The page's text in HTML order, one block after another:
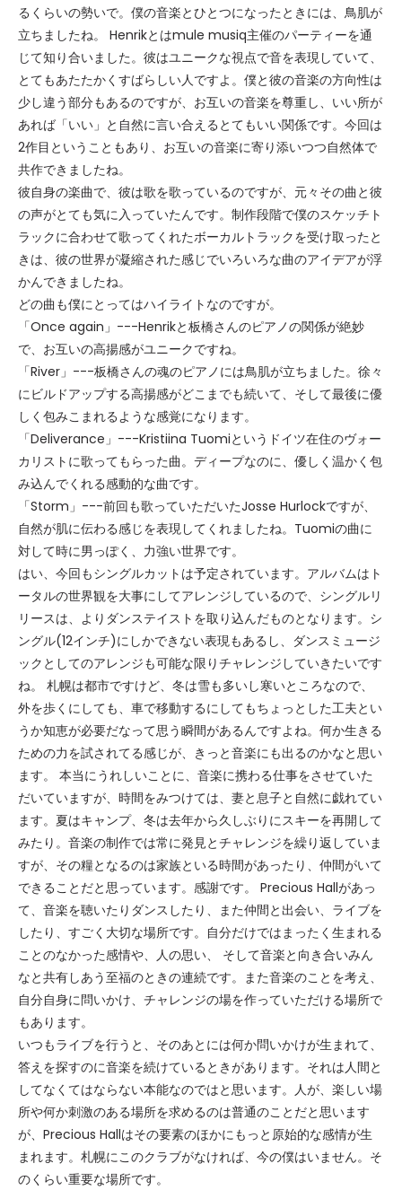
るくらいの勢いで。僕の音楽とひとつになったときには、鳥肌が
立ちましたね。 Henrikとはmule musiq主催のパーティーを通
じて知り合いました。彼はユニークな視点で音を表現していて、
とてもあたたかくすばらしい人ですよ。僕と彼の音楽の方向性は
少し違う部分もあるのですが、お互いの音楽を尊重し、いい所が
あれば「いい」と自然に言い合えるとてもいい関係です。今回は
2作目ということもあり、お互いの音楽に寄り添いつつ自然体で
共作できましたね。
彼自身の楽曲で、彼は歌を歌っているのですが、元々その曲と彼
の声がとても気に入っていたんです。制作段階で僕のスケッチト
ラックに合わせて歌ってくれたボーカルトラックを受け取ったと
きは、彼の世界が凝縮された感じでいろいろな曲のアイデアが浮
かんできましたね。
どの曲も僕にとってはハイライトなのですが。
「Once again」---Henrikと板橋さんのピアノの関係が絶妙
で、お互いの高揚感がユニークですね。
「River」---板橋さんの魂のピアノには鳥肌が立ちました。徐々
にビルドアップする高揚感がどこまでも続いて、そして最後に優
しく包みこまれるような感覚になります。
「Deliverance」---Kristiina Tuomiというドイツ在住のヴォー
カリストに歌ってもらった曲。ディープなのに、優しく温かく包
み込んでくれる感動的な曲です。
「Storm」---前回も歌っていただいたJosse Hurlockですが、
自然が肌に伝わる感じを表現してくれましたね。Tuomiの曲に
対して時に男っぽく、力強い世界です。
はい、今回もシングルカットは予定されています。アルバムはト
ータルの世界観を大事にしてアレンジしているので、シングルリ
リースは、よりダンステイストを取り込んだものとなります。シ
ングル(12インチ)にしかできない表現もあるし、ダンスミュージ
ックとしてのアレンジも可能な限りチャレンジしていきたいです
ね。 札幌は都市ですけど、冬は雪も多いし寒いところなので、
外を歩くにしても、車で移動するにしてもちょっとした工夫とい
うか知恵が必要だなって思う瞬間があるんですよね。何か生きる
ための力を試されてる感じが、きっと音楽にも出るのかなと思い
ます。 本当にうれしいことに、音楽に携わる仕事をさせていた
だいていますが、時間をみつけては、妻と息子と自然に戯れてい
ます。夏はキャンプ、冬は去年から久しぶりにスキーを再開して
みたり。音楽の制作では常に発見とチャレンジを繰り返していま
すが、その糧となるのは家族といる時間があったり、仲間がいて
できることだと思っています。感謝です。 Precious Hallがあっ
て、音楽を聴いたりダンスしたり、また仲間と出会い、ライブを
したり、すごく大切な場所です。自分だけではまったく生まれる
ことのなかった感情や、人の思い、 そして音楽と向き合いみん
なと共有しあう至福のときの連続です。また音楽のことを考え、
自分自身に問いかけ、チャレンジの場を作っていただける場所で
もあります。
いつもライブを行うと、そのあとには何か問いかけが生まれて、
答えを探すのに音楽を続けているときがあります。それは人間と
してなくてはならない本能なのではと思います。人が、楽しい場
所や何か刺激のある場所を求めるのは普通のことだと思います
が、Precious Hallはその要素のほかにもっと原始的な感情が生
まれます。札幌にこのクラブがなければ、今の僕はいません。そ
のくらい重要な場所です。